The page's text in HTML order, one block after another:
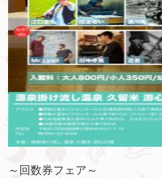
～回数券フェア～